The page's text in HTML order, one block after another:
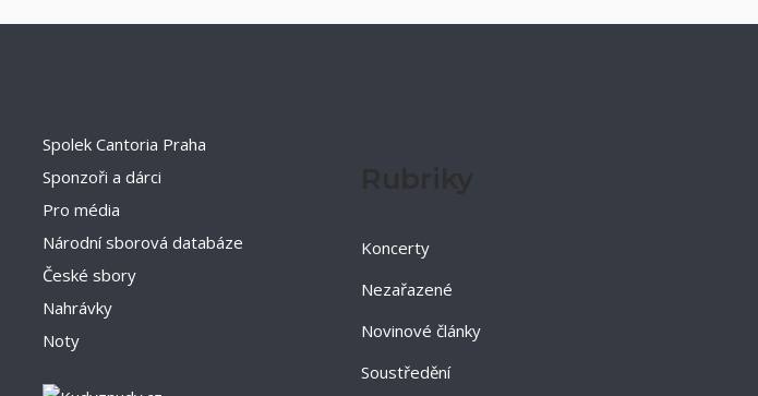
Spolek Cantoria Praha
Sponzoři a dárci
Pro média
Národní sborová databáze
České sbory
Nahrávky
Noty
Koncerty
Nezařazené
Novinové články
Soustředění